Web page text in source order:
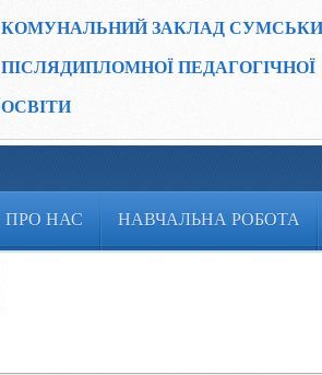
КОМУНАЛЬНИЙ ЗАКЛАД
ПІСЛЯДИПЛОМНОЇ ПЕДАГОГІЧНОЇ
ОСВІТИ
ПРО НАС НАВЧАЛЬНА РОБОТА